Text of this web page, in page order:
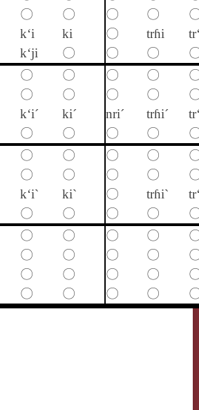
〇 〇 〇 〇
k‘i ki 〇 trɦi
k‘ji 〇 〇 〇
〇 〇 〇 〇
〇 〇 〇 〇
k‘i´ ki´ nri´ trɦi´
〇 〇 〇 〇
〇 〇 〇 〇
〇 〇 〇 〇
k‘i` ki` 〇 trɦi`
〇 〇 〇 〇
〇 〇 〇 〇
〇 〇 〇 〇
〇 〇 〇 〇
〇 〇 〇 〇